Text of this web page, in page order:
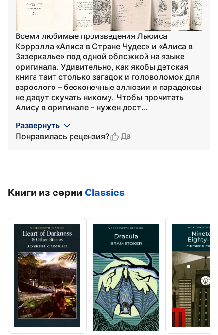
Всеми любимые произведения Льюиса
Кэрролла «Алиса в Стране Чудес» и «Алиса в
Зазеркалье» под одной обложкой на языке
оригинала. Удивительно, как якобы детская
книга таит столько загадок и головоломок для
взрослого – бесконечные аллюзии и парадоксы
не дадут скучать никому. Чтобы прочитать
Алису в оригинале – нужен дост...
Развернуть
Понравилась рецензия?
Да
Книги из серии Classics